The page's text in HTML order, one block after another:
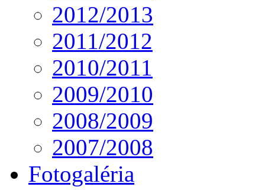
2012/2013
2011/2012
2010/2011
2009/2010
2008/2009
2007/2008
Fotogaléria